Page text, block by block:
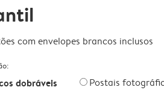
com envelopes brancos inclusos
dobráveis Postais